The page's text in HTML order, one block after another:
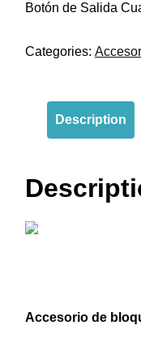
Botón de Salida
Categories:
Description
Accesorio de